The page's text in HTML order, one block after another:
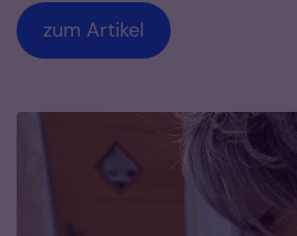
zum Artikel